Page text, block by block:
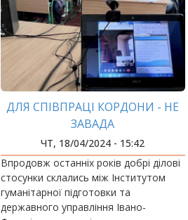
ДЛЯ СПІВПРАЦІ КОРДОНИ - НЕ
ЗАВАДА
ЧТ, 18/04/2024 - 15:42
Впродовж останніх років добрі ділові
стосунки склались між Інститутом
гуманітарної підготовки та
державного управління Івано-